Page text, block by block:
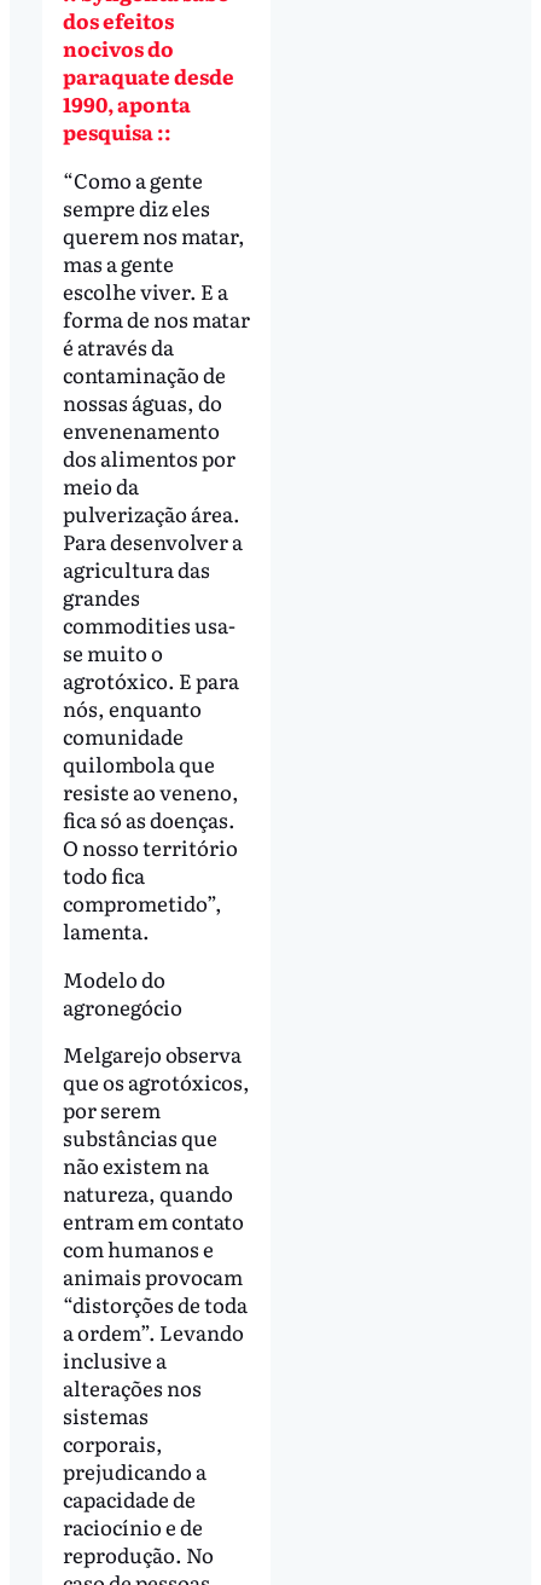
dos efeitos
nocivos do
paraquate desde
1990, aponta
pesquisa ::
“Como a gente
sempre diz eles
querem nos matar,
mas a gente
escolhe viver. E a
forma de nos matar
é através da
contaminação de
nossas águas, do
envenenamento
dos alimentos por
meio da
pulverização área.
Para desenvolver a
agricultura das
grandes
commodities usa-
se muito o
agrotóxico. E para
nós, enquanto
comunidade
quilombola que
resiste ao veneno,
fica só as doenças.
O nosso território
todo fica
comprometido”,
lamenta.
Modelo do
agronegócio
Melgarejo observa
que os agrotóxicos,
por serem
substâncias que
não existem na
natureza, quando
entram em contato
com humanos e
animais provocam
“distorções de toda
a ordem”. Levando
inclusive a
alterações nos
sistemas
corporais,
prejudicando a
capacidade de
raciocínio e de
reprodução. No